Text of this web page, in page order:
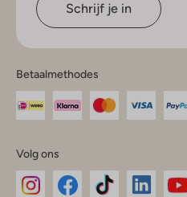
Schrijf je in
Betaalmethodes
Volg ons